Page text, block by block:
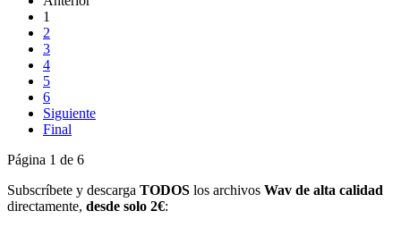
1
2
3
4
5
6
Siguiente
Final
Página 1 de 6
Subscríbete y descarga TODOS los archivos Wav de alta calidad
directamente, desde solo 2€: